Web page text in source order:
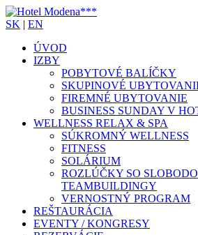
SK | EN
ÚVOD
IZBY
POBYTOVÉ BALÍČKY
SKUPINOVÉ
FIREMNÉ UBYTOVANIE
BUSINESS SUNDAY V
WELLNESS RELAX & SPA
SÚKROMNÝ WELLNESS
FITNESS
SOLÁRIUM
ROZLÚČKY SO
TEAMBUILDINGY
VERNOSTNÝ PROGRAM
REŠTAURÁCIA
EVENTY / KONGRESY